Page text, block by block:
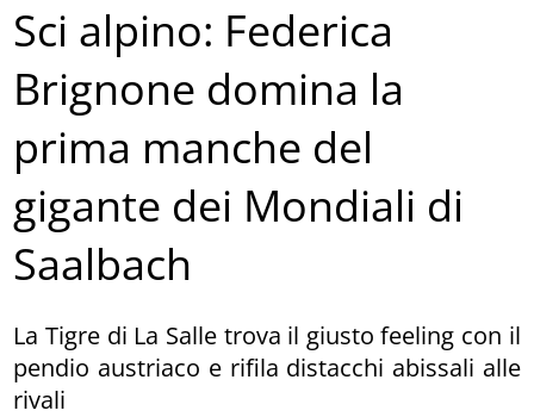
Sci alpino: Federica
Brignone domina la
prima manche del
gigante dei Mondiali di
Saalbach
La Tigre di La Salle trova il giusto feeling con il
pendio austriaco e rifila distacchi abissali alle
rivali